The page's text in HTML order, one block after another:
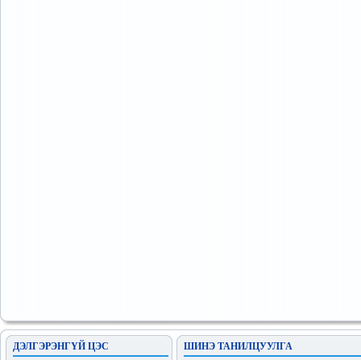
ДЭЛГЭРЭНГҮЙ ЦЭС
ШИНЭ ТАНИЛЦУУЛГА